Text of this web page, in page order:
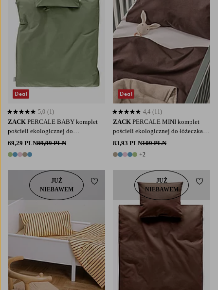
ZACK PERCALE BABY komplet
pościeli ekologicznej do
wózka/kołyski
69,29 PLN89,99 PLN
5 kolory
5,0 opierając się na 1 ocenach
5,0 (1)
Deal
ZACK PERCALE MINI komplet
pościeli ekologicznej do łóżeczka
niemowlęcego
83,93 PLN109 PLN
7 kolory
+2
4,4 opierając się na 11 ocenach
4,4 (11)
Deal
JUŻ
NIEBAWEM
Dodaj do ulubionychJUŻ
NIEBAWEM